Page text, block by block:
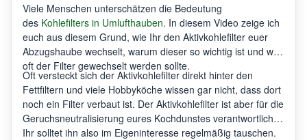
Viele Menschen unterschätzen die Bedeutung
des Kohlefilters in Umlufthauben. In diesem Video zeige ich
euch aus diesem Grund, wie Ihr den Aktivkohlefilter euer
Abzugshaube wechselt, warum dieser so wichtig ist und wie
oft der Filter gewechselt werden sollte.
Oft versteckt sich der Aktivkohlefilter direkt hinter den
Fettfiltern und viele Hobbyköche wissen gar nicht, dass dort
noch ein Filter verbaut ist. Der Aktivkohlefilter ist aber für die
Geruchsneutralisierung eures Kochdunstes verantwortlich.
Ihr solltet ihn also im Eigeninteresse regelmäßig tauschen.